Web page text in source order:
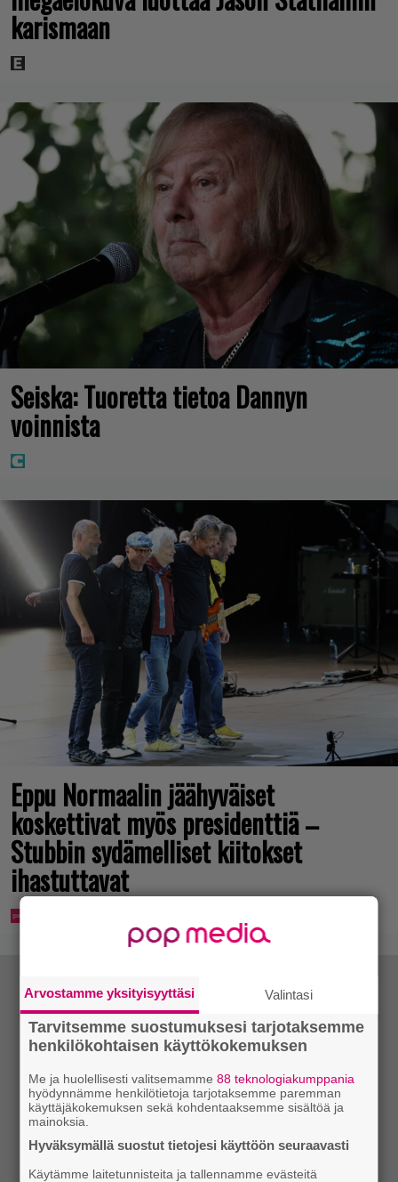
karismaan
Seiska: Tuoretta tietoa Dannyn
voinnista
Eppu Normaalin jäähyväiset
koskettivat myös presidenttiä –
Stubbin sydämelliset kiitokset
ihastuttavat
Arvostamme yksityisyyttäsi Valintasi
Tarvitsemme suostumuksesi tarjotaksemme
henkilökohtaisen käyttökokemuksen
Me ja huolellisesti valitsemamme88 teknologiakumppania
hyödynnämme henkilötietoja tarjotaksemme paremman
käyttäjäkokemuksen sekä kohdentaaksemme sisältöä ja
mainoksia.
Hyväksymällä suostut tietojesi käyttöön seuraavasti
Käytämme laitetunnisteita ja tallennamme evästeitä